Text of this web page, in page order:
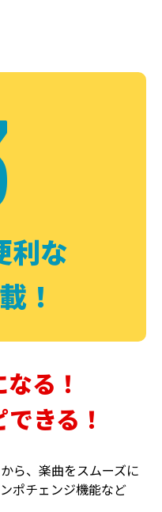
PHASER
利な
！
る！
きる！
ら、楽曲をスムーズに
ポチェンジ機能など